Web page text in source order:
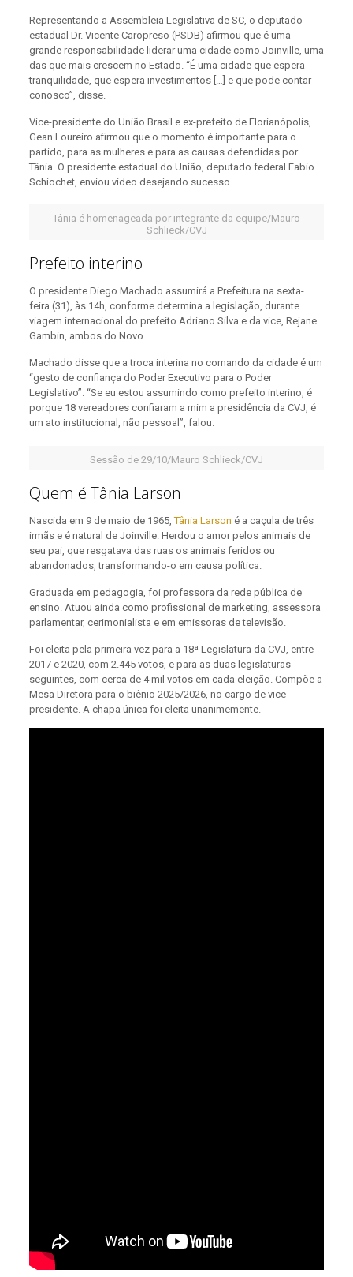
Representando a Assembleia Legislativa de SC, o deputado
estadual Dr. Vicente Caropreso (PSDB) afirmou que é uma
grande responsabilidade liderar uma cidade como Joinville, uma
das que mais crescem no Estado. “É uma cidade que espera
tranquilidade, que espera investimentos […] e que pode contar
conosco”, disse.
Vice-presidente do União Brasil e ex-prefeito de Florianópolis,
Gean Loureiro afirmou que o momento é importante para o
partido, para as mulheres e para as causas defendidas por
Tânia. O presidente estadual do União, deputado federal Fabio
Schiochet, enviou vídeo desejando sucesso.
Tânia é homenageada por integrante da equipe/Mauro
Schlieck/CVJ
Prefeito interino
O presidente Diego Machado assumirá a Prefeitura na sexta-
feira (31), às 14h, conforme determina a legislação, durante
viagem internacional do prefeito Adriano Silva e da vice, Rejane
Gambin, ambos do Novo.
Machado disse que a troca interina no comando da cidade é um
“gesto de confiança do Poder Executivo para o Poder
Legislativo”. “Se eu estou assumindo como prefeito interino, é
porque 18 vereadores confiaram a mim a presidência da CVJ, é
um ato institucional, não pessoal”, falou.
Sessão de 29/10/Mauro Schlieck/CVJ
Quem é Tânia Larson
Nascida em 9 de maio de 1965,Tânia Larson é a caçula de três
irmãs e é natural de Joinville. Herdou o amor pelos animais de
seu pai, que resgatava das ruas os animais feridos ou
abandonados, transformando-o em causa política.
Graduada em pedagogia, foi professora da rede pública de
ensino. Atuou ainda como profissional de marketing, assessora
parlamentar, cerimonialista e em emissoras de televisão.
Foi eleita pela primeira vez para a 18ª Legislatura da CVJ, entre
2017 e 2020, com 2.445 votos, e para as duas legislaturas
seguintes, com cerca de 4 mil votos em cada eleição. Compõe a
Mesa Diretora para o biênio 2025/2026, no cargo de vice-
presidente. A chapa única foi eleita unanimemente.